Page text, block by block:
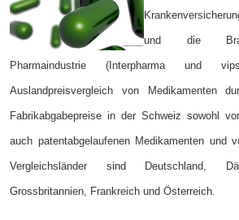
und die
Pharmaindustrie (Interpharma und
Auslandpreisvergleich von Medikamenten
Fabrikabgabepreise in der Schweiz sowohl
auch patentabgelaufenen Medikamenten und
Vergleichsländer sind Deutschland,
Grossbritannien, Frankreich und Österreich.